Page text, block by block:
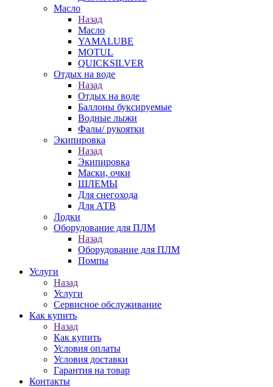
Масло
Назад
Масло
YAMALUBE
MOTUL
QUICKSILVER
Отдых на воде
Назад
Отдых на воде
Баллоны буксируемые
Водные лыжи
Фалы/ рукоятки
Экипировка
Назад
Экипировка
Маски, очки
ШЛЕМЫ
Для снегохода
Для АТВ
Лодки
Оборудование для ПЛМ
Назад
Оборудование для ПЛМ
Помпы
Услуги
Назад
Услуги
Сервисное обслуживание
Как купить
Назад
Как купить
Условия оплаты
Условия доставки
Гарантия на товар
Контакты